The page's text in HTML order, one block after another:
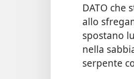
DATO che
allo
spostano
nella
serpente